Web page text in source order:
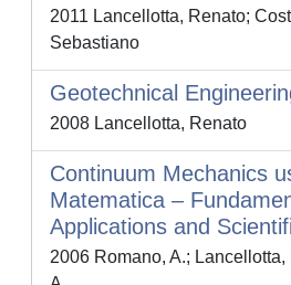
2011 Lancellotta, Renato;
Sebastiano
Geotechnical
2008 Lancellotta, Renato
Continuum Mechanics
Matematica –
Applications and
2006 Romano, A.; Lancellotta,